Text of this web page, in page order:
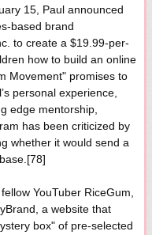
15, Paul announced
based brand
to create a $19.99-per-
how to build an online
Movement" promises to
personal experience,
edge mentorship,
has been criticized by
whether it would send a
YouTuber RiceGum,
a website that
box" of pre-selected